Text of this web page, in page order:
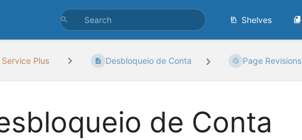
Shelves
Service Plus Desbloqueio de Conta Page Revisions
de Conta